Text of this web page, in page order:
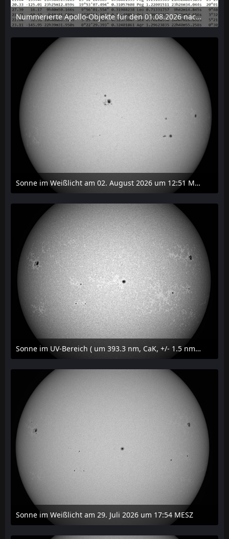
Nummerierte Apollo-Objekte für den 01.08.2026 nach Erdabstand sortiert, nur die ersten der 1910 Objekte angezeigt
6. August 2026 um 15:14
Sonne im Weißlicht am 02. August 2026 um 12:51 MESZ
2. August 2026 um 16:37
Sonne im UV-Bereich ( um 393.3 nm, CaK, +/- 1.5 nm) am 29. Juli 2026 um 17:59 MESZ
31. Juli 2026 um 20:03
Sonne im Weißlicht am 29. Juli 2026 um 17:54 MESZ
31. Juli 2026 um 20:03